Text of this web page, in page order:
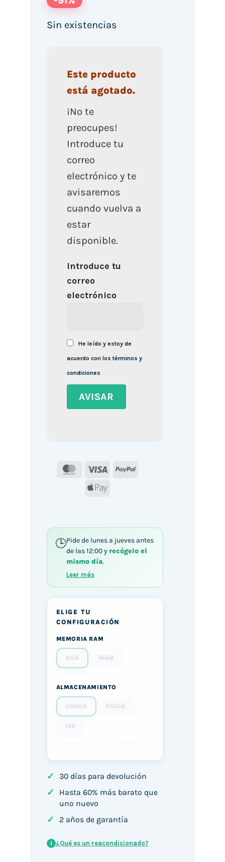
Sin existencias
Este producto
está agotado.
¡No te
preocupes!
Introduce tu
correo
electrónico y te
avisaremos
cuando vuelva a
estar
disponible.
Introduce tu
correo
electrónico
He leído y estoy de
acuerdo con lostérminos y
condiciones
MasterCard
Visa
PayPal
Apple
Pide de lunes a jueves antes
de las 12:00 y recógelo el
mismo día.
Leer más
ELIGE TU
CONFIGURACIÓN
MEMORIA RAM
8GB 16GB
ALMACENAMIENTO
256GB 512GB
1TB
✓ 30 días para devolución
✓
Hasta 60% más barato que
uno nuevo
✓ 2 años de garantía
i ¿Qué es un reacondicionado?